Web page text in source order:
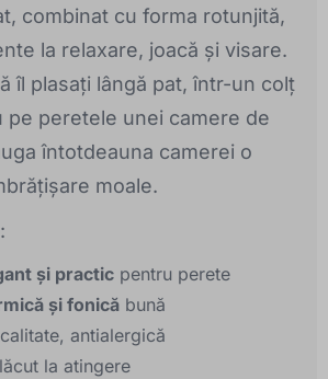
combinat cu forma rotunjită,
la relaxare, joacă și visare.
îl plasați lângă pat, într-un colț
pe peretele unei camere de
întotdeauna camerei o
moale.
:
și practic pentru perete
și fonică bună
antialergică
la atingere